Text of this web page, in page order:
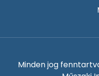
Minden jog